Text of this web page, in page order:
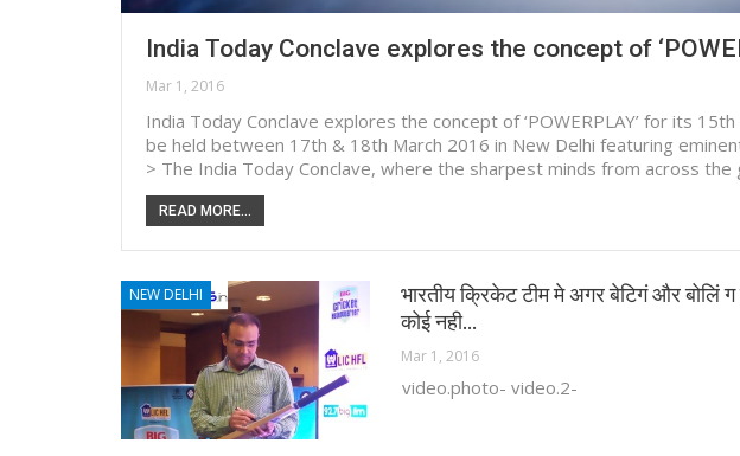
India Today Conclave explores the concept of
Mar 1, 2016
India Today Conclave explores the concept of ‘POWERPLAY’ for its
be held between 17th & 18th March 2016 in New Delhi featuring
> The India Today Conclave, where the sharpest minds from across
READ MORE...
NEW DELHI
भारतीय क्रिकेट टीम मे अगर बेटिगं और बोलिं
कोई नही…
Mar 1, 2016
video.photo- video.2-